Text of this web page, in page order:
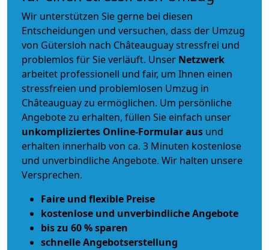
Wir unterstützen Sie gerne bei diesen
Entscheidungen und versuchen, dass der Umzug
von Gütersloh nach Châteauguay stressfrei und
problemlos für Sie verläuft. Unser Netzwerk
arbeitet professionell und fair, um Ihnen einen
stressfreien und problemlosen Umzug in
Châteauguay zu ermöglichen. Um persönliche
Angebote zu erhalten, füllen Sie einfach unser
unkompliziertes Online-Formular aus und
erhalten innerhalb von ca. 3 Minuten kostenlose
und unverbindliche Angebote. Wir halten unsere
Versprechen.
Faire und flexible Preise
kostenlose und unverbindliche Angebote
bis zu 60 % sparen
schnelle Angebotserstellung